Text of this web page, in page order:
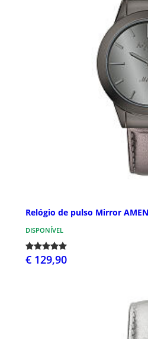
Relógio de pulso Mirror
DISPONÍVEL
€ 129,90